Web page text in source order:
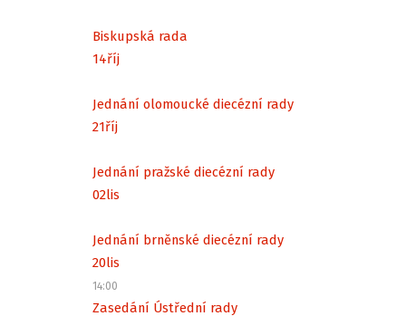
Biskupská rada
14říj
Jednání olomoucké diecézní rady
21říj
Jednání pražské diecézní rady
02lis
Jednání brněnské diecézní rady
20lis
14:00
Zasedání Ústřední rady